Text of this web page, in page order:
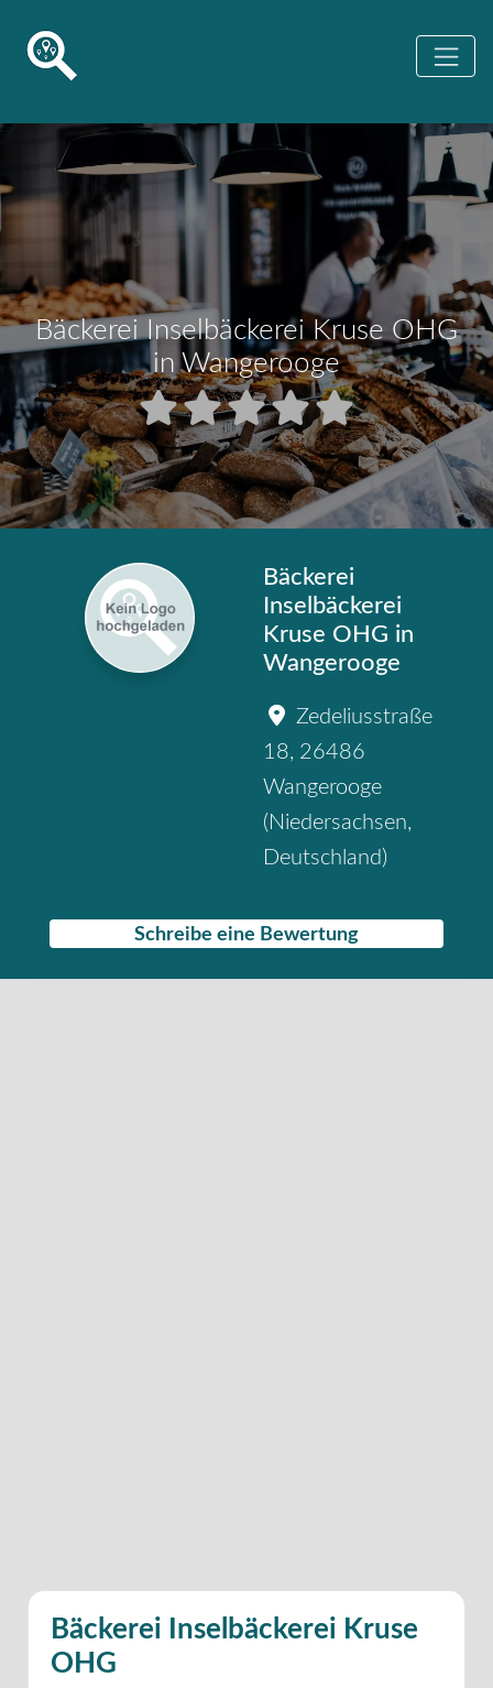
Bäckerei Inselbäckerei Kruse OHG
in Wangerooge
Bäckerei
Inselbäckerei
Kruse OHG in
Wangerooge
Zedeliusstraße
18, 26486
Wangerooge
( Niedersachsen,
Deutschland)
Schreibe eine Bewertung
Bäckerei Inselbäckerei Kruse
OHG